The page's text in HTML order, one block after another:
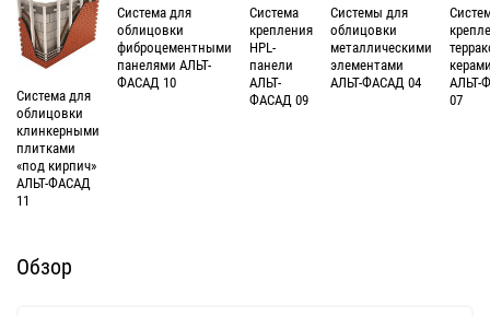
Система для
облицовки
клинкерными
плитками
«под кирпич»
АЛЬТ-ФАСАД
11
Система для
облицовки
фиброцементными
панелями АЛЬТ-
ФАСАД 10
Система
крепления
HPL-
панели
АЛЬТ-
ФАСАД 09
Системы для
облицовки
металлическими
элементами
АЛЬТ-ФАСАД 04
АЛЬТ-
07
Обзор